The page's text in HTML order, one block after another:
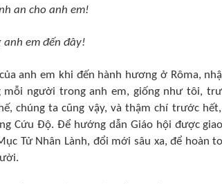
an cho anh em!
anh em đến đây!
anh em khi đến hành hương ở Rôma,
mỗi người trong anh em, giống như tôi,
chúng ta cũng vậy, và thậm chí trước
Cứu Độ. Để hướng dẫn Giáo hội được
Tử Nhân Lành, đổi mới sâu xa, để hoàn